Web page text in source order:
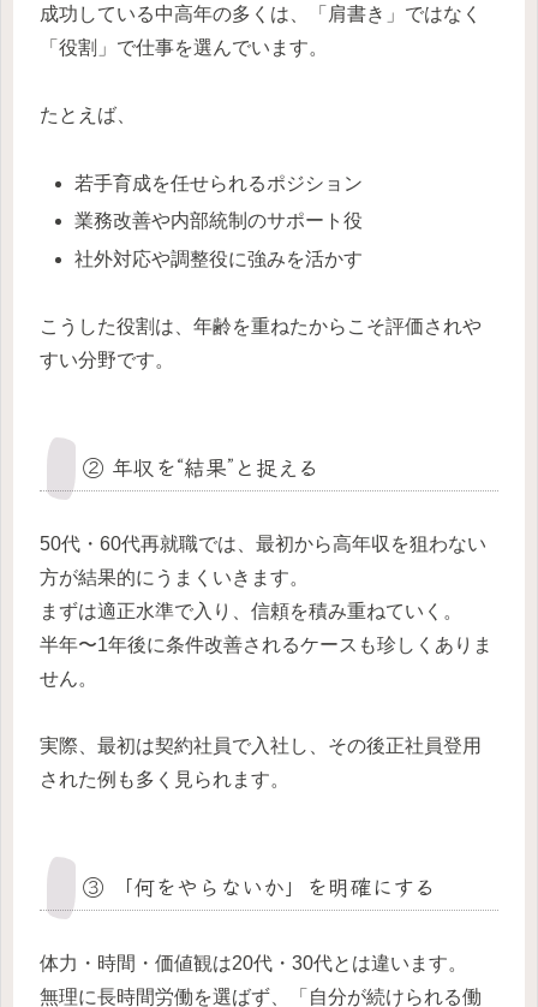
成功している中高年の多くは、「肩書き」ではなく
「役割」で仕事を選んでいます。
たとえば、
若手育成を任せられるポジション
業務改善や内部統制のサポート役
社外対応や調整役に強みを活かす
こうした役割は、年齢を重ねたからこそ評価されや
すい分野です。
② 年収を“結果”と捉える
50代・60代再就職では、最初から高年収を狙わない
方が結果的にうまくいきます。
まずは適正水準で入り、信頼を積み重ねていく。
半年〜1年後に条件改善されるケースも珍しくありま
せん。
実際、最初は契約社員で入社し、その後正社員登用
された例も多く見られます。
③ 「何をやらないか」を明確にする
体力・時間・価値観は20代・30代とは違います。
無理に長時間労働を選ばず、「自分が続けられる働